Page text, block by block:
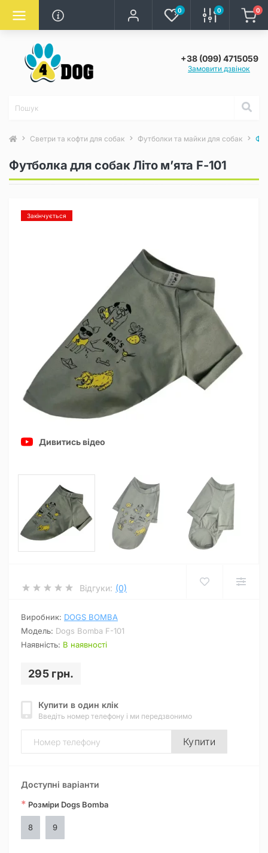
0 0 0
+38 (099) 4715059
Замовити дзвінок
Светри та кофти для собак Футболки та майки для собак
Футболка для собак Літо м’ята F-101
Закінчується
Дивитись відео
Відгуки: (0)
Виробник: DOGS BOMBA
Модель: Dogs Bomba F-101
Наявність: В наявності
295 грн.
Купити в один клік
Введіть номер телефону і ми передзвонимо
Купити
Доступні варіанти
* Розміри Dogs Bomba
8 9